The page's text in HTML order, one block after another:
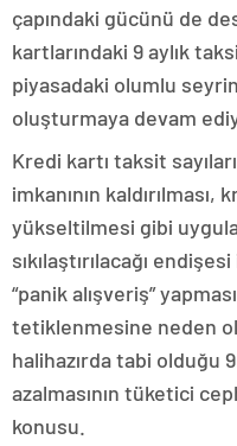
çapındaki gücünü de
kartlarındaki 9 aylık
piyasadaki olumlu
oluşturmaya devam
Kredi kartı taksit
imkanının kaldırılması,
yükseltilmesi gibi
sıkılaştırılacağı
“panik alışveriş”
tetiklenmesine neden
halihazırda tabi olduğu
azalmasının tüketici
konusu.